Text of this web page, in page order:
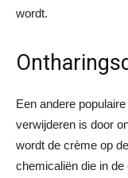
wordt.
Een andere
verwijderen is door
wordt de crème op
chemicaliën die in